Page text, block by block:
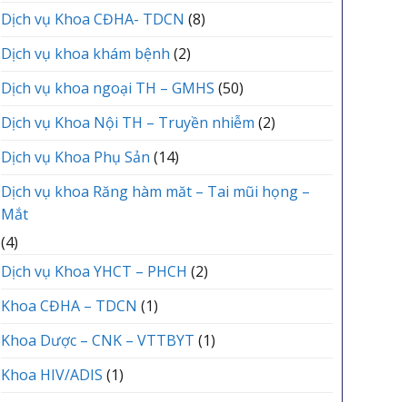
Dịch vụ Khoa CĐHA- TDCN (8)
Dịch vụ khoa khám bệnh (2)
Dịch vụ khoa ngoại TH – GMHS (50)
Dịch vụ Khoa Nội TH – Truyền nhiễm (2)
Dịch vụ Khoa Phụ Sản (14)
Dịch vụ khoa Răng hàm măt – Tai mũi họng –
Mắt
(4)
Dịch vụ Khoa YHCT – PHCH (2)
Khoa CĐHA – TDCN (1)
Khoa Dược – CNK – VTTBYT (1)
Khoa HIV/ADIS (1)